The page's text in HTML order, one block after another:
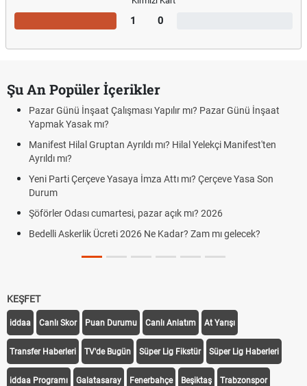
1 0
Şu An Popüler İçerikler
Pazar Günü İnşaat Çalışması Yapılır mı? Pazar Günü İnşaat
Yapmak Yasak mı?
Manifest Hilal Gruptan Ayrıldı mı? Hilal Yelekçi Manifest'ten
Ayrıldı mı?
Yeni Parti Çerçeve Yasaya İmza Attı mı? Çerçeve Yasa Son
Durum
Şöförler Odası cumartesi, pazar açık mı? 2026
Bedelli Askerlik Ücreti 2026 Ne Kadar? Zam mı gelecek?
KEŞFET
iddaa Canlı Skor Puan Durumu Canlı Anlatım At Yarışı
Transfer Haberleri TV'de Bugün Süper Lig Fikstür Süper Lig Haberleri
iddaa Programı Galatasaray Fenerbahçe Beşiktaş Trabzonspor